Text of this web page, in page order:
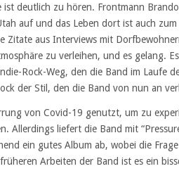
ist deutlich zu hören. Frontmann
auf und das Leben dort ist auch
Zitate aus Interviews mit
zu verleihen, und es gelang.
Rock-Weg, den die Band im Laufe
der Stil, den die Band von nun an
von Covid-19 genutzt, um zu
Allerdings liefert die Band mit
ein gutes Album ab, wobei die
Arbeiten der Band ist es ein